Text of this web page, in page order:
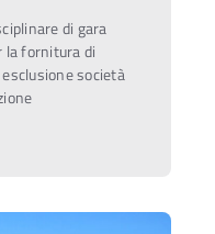
di gara
la fornitura di
società